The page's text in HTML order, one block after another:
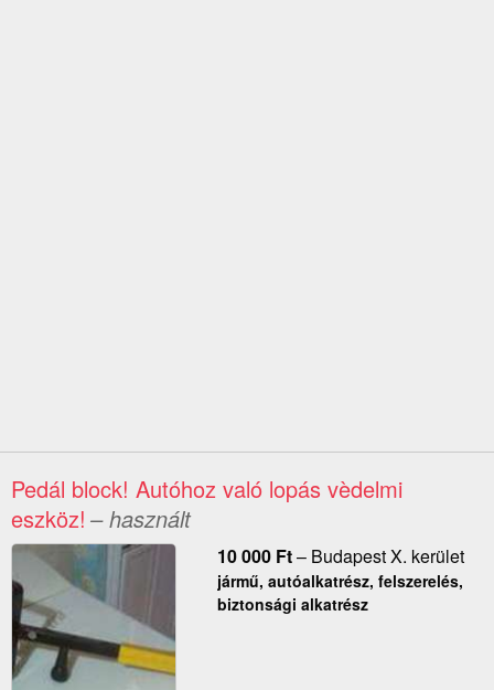
Pedál block! Autóhoz való lopás vèdelmi
eszköz! – használt
10 000 Ft– Budapest X. kerület
jármű, autóalkatrész, felszerelés,
biztonsági alkatrész